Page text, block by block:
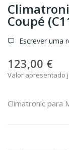
Coupé
Escrever uma
123,00 €
Valor apresentado
Climatronic para